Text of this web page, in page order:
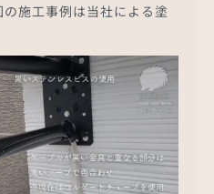
施工事例は当社による塗